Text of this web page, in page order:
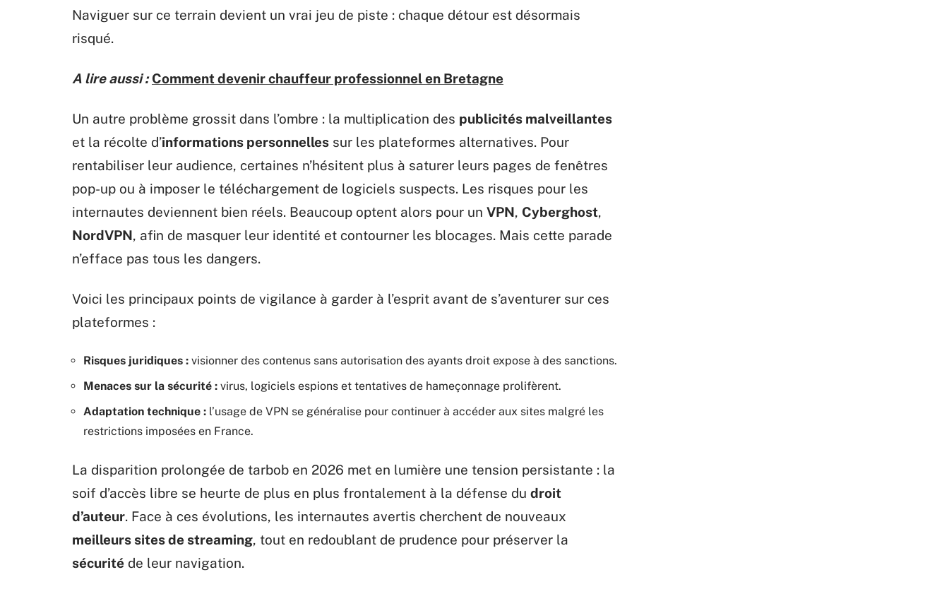
Naviguer sur ce terrain devient un vrai jeu de piste : chaque détour est désormais
risqué.
A lire aussi : Comment devenir chauffeur professionnel en Bretagne
Un autre problème grossit dans l’ombre : la multiplication des publicités malveillantes
et la récolte d’informations personnelles sur les plateformes alternatives. Pour
rentabiliser leur audience, certaines n’hésitent plus à saturer leurs pages de fenêtres
pop-up ou à imposer le téléchargement de logiciels suspects. Les risques pour les
internautes deviennent bien réels. Beaucoup optent alors pour un VPN, Cyberghost,
NordVPN, afin de masquer leur identité et contourner les blocages. Mais cette parade
n’efface pas tous les dangers.
Voici les principaux points de vigilance à garder à l’esprit avant de s’aventurer sur ces
plateformes :
Risques juridiques : visionner des contenus sans autorisation des ayants droit expose à des sanctions.
Menaces sur la sécurité : virus, logiciels espions et tentatives de hameçonnage prolifèrent.
Adaptation technique : l’usage de VPN se généralise pour continuer à accéder aux sites malgré les
restrictions imposées en France.
La disparition prolongée de tarbob en 2026 met en lumière une tension persistante : la
soif d’accès libre se heurte de plus en plus frontalement à la défense du droit
d’auteur. Face à ces évolutions, les internautes avertis cherchent de nouveaux
meilleurs sites de streaming, tout en redoublant de prudence pour préserver la
sécurité de leur navigation.